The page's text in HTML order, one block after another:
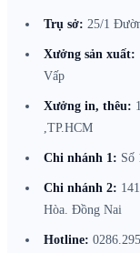
Trụ sở: 25/1
Xưởng sản xuất:
Vấp
Xưởng in, thêu:
,TP.HCM
Chi nhánh 1: Số
Chi nhánh 2:
Hòa. Đồng Nai
Hotline: